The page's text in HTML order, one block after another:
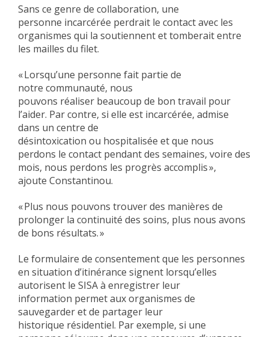
Sans ce genre de collaboration, une
personne incarcérée perdrait le contact avec les
organismes qui la soutiennent et tomberait entre
les mailles du filet.
« Lorsqu’une personne fait partie de
notre communauté, nous
pouvons réaliser beaucoup de bon travail pour
l’aider. Par contre, si elle est incarcérée, admise
dans un centre de
désintoxication ou hospitalisée et que nous
perdons le contact pendant des semaines, voire des
mois, nous perdons les progrès accomplis »,
ajoute Constantinou.
« Plus nous pouvons trouver des manières de
prolonger la continuité des soins, plus nous avons
de bons résultats. »
Le formulaire de consentement que les personnes
en situation d’itinérance signent lorsqu’elles
autorisent le SISA à enregistrer leur
information permet aux organismes de
sauvegarder et de partager leur
historique résidentiel. Par exemple, si une